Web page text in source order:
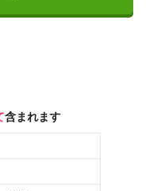
含まれます